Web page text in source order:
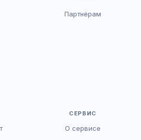
Партнёрам
СЕРВИС
О сервисе
консультант DriveJob.